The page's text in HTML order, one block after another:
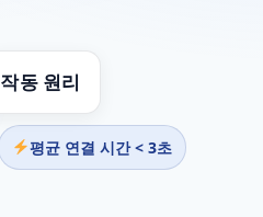
작동 원리
평균 연결 시간 < 3초